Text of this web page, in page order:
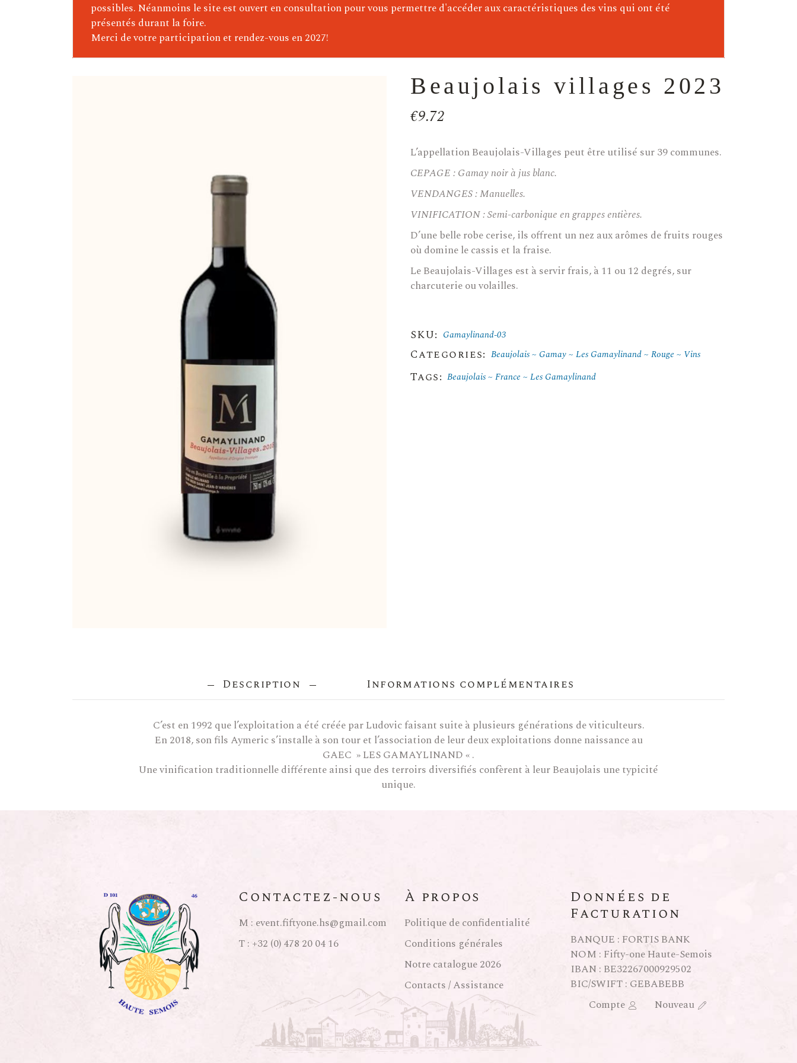
Ponsard-Chevalier (Bourgogne)
Boudau (Roussillon)
possibles. Néanmoins le site est ouvert en consultation pour vous permettre d'accéder aux caractéristiques des vins qui ont été
présentés durant la foire.
Merci de votre participation et rendez-vous en 2027!
Beaujolais villages 2023
€9.72
L’appellation Beaujolais-Villages peut être utilisé sur 39 communes.
CEPAGE: Gamay noir à jus blanc.
VENDANGES: Manuelles.
VINIFICATION: Semi-carbonique en grappes entières.
D’une belle robe cerise, ils offrent un nez aux arômes de fruits rouges
où domine le cassis et la fraise.
Le Beaujolais-Villages est à servir frais, à 11 ou 12 degrés, sur
charcuterie ou volailles.
SKU: Gamaylinand-03
Categories: Beaujolais Gamay Les Gamaylinand Rouge Vins
Tags: Beaujolais France Les Gamaylinand
Description Informations complémentaires
C’est en 1992 que l’exploitation a été créée par Ludovic faisant suite à plusieurs générations de viticulteurs.
En 2018, son fils Aymeric s’installe à son tour et l’association de leur deux exploitations donne naissance au
GAEC » LES GAMAYLINAND « .
Une vinification traditionnelle différente ainsi que des terroirs diversifiés confèrent à leur Beaujolais une typicité
unique.
Contactez-nous
M : event.fiftyone.hs@gmail.com
T : +32 (0) 478 20 04 16
À propos
Politique de confidentialité
Conditions générales
Notre catalogue 2026
Contacts / Assistance
Données de
Facturation
BANQUE : FORTIS BANK
NOM : Fifty-one Haute-Semois
IBAN : BE32267000929502
BIC/SWIFT : GEBABEBB
Compte
Nouveau